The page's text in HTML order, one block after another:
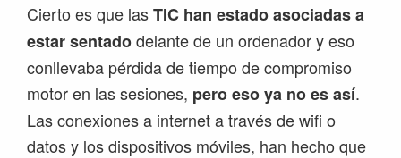
Cierto es que lasTIC han estado asociadas a
estar sentadodelante de un ordenador y eso
conllevaba pérdida de tiempo de compromiso
motor en las sesiones, pero eso ya no es así.
Las conexiones a internet a través de wifi o
datos y los dispositivos móviles, han hecho que